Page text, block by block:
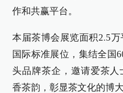
作和共赢平台。
本届茶博会展览面积2.5
国际标准展位，集结全国
头品牌茶企，邀请爱茶
香茶韵，彰显茶文化的博大